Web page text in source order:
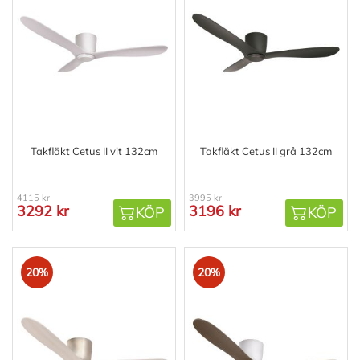
Takfläkt Cetus II vit 132cm
4115 kr
3292 kr KÖP
Takfläkt Cetus II grå 132cm
3995 kr
3196 kr KÖP
20% 20%